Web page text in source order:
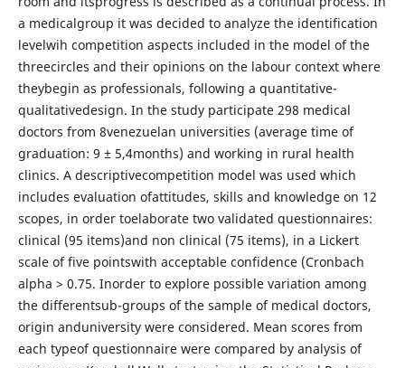
a medicalgroup it was decided to analyze the identification
levelwih competition aspects included in the model of the
threecircles and their opinions on the labour context where
theybegin as professionals, following a quantitative-
qualitativedesign. In the study participate 298 medical
doctors from 8venezuelan universities (average time of
graduation: 9 ± 5,4months) and working in rural health
clinics. A descriptivecompetition model was used which
includes evaluation ofattitudes, skills and knowledge on 12
scopes, in order toelaborate two validated questionnaires:
clinical (95 items)and non clinical (75 items), in a Lickert
scale of five pointswith acceptable confidence (Cronbach
alpha > 0.75. Inorder to explore possible variation among
the differentsub-groups of the sample of medical doctors,
origin anduniversity were considered. Mean scores from
each typeof questionnaire were compared by analysis of